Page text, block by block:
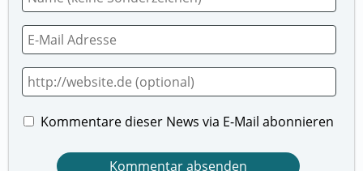
Kommentare dieser News via E-Mail abonnieren